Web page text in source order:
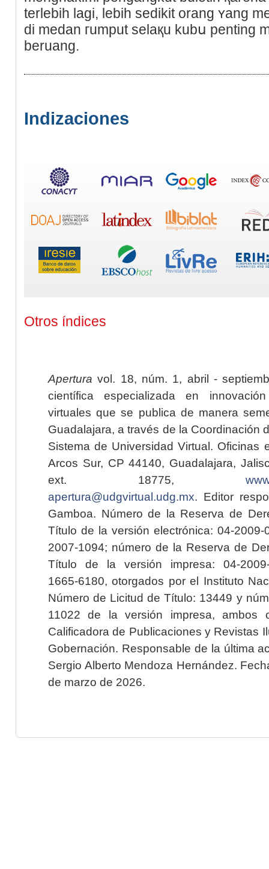
terlebih lagi, lebih sedikіt orang ʏang
di medan гumput selaқu kubս penting
beruang.
Indizaciones
Otros índices
Apertura vol. 18, núm. 1, abril -
científica especializada en
virtuales que se publica de manera
Guadalajara, a través de la Coordinación
Sistema de Universidad Virtual. Oficinas
Arcos Sur, CP 44140, Guadalajara,
ext. 18775,
apertura@udgvirtual.udg.mx. Editor
Gamboa. Número de la Reserva de
Título de la versión electrónica: 04-2009-
2007-1094; número de la Reserva de
Título de la versión impresa: 04-2009-
1665-6180, otorgados por el Instituto
Número de Licitud de Título: 13449 y
11022 de la versión impresa, ambos
Calificadora de Publicaciones y Revistas
Gobernación. Responsable de la última
Sergio Alberto Mendoza Hernández.
de marzo de 2026.